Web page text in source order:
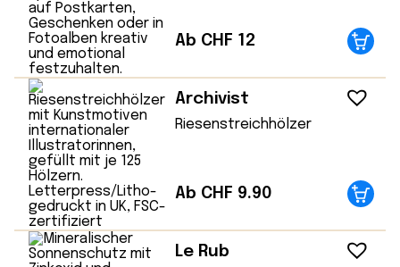
Ab CHF 12
Archivist
Riesenstreichhölzer
Ab CHF 9.90
Le Rub